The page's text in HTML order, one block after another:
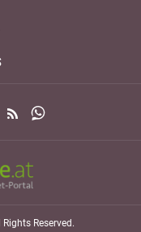
Reserved.